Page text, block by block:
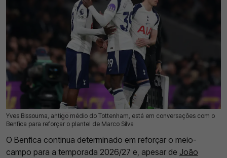
Yves Bissouma, antigo médio do Tottenham, está em conversações com o
Benfica para reforçar o plantel de Marco Silva
18 Jul 2026 | 17:37 | 0
O Benfica continua determinado em reforçar o meio-
campo para a temporada 2026/27 e, apesar de João